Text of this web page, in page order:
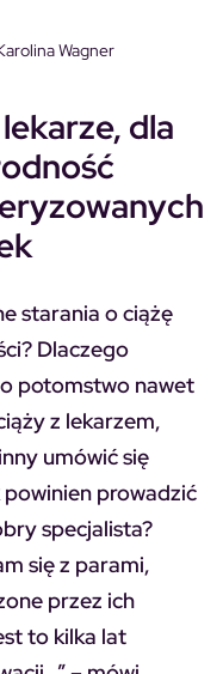
Wagner
dla
starania o ciążę
Dlaczego
potomstwo nawet
z lekarzem,
umówić się
prowadzić
specjalista?
się z parami,
przez ich
to kilka lat